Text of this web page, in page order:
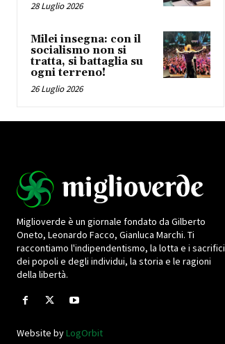
28 Luglio 2026
Milei insegna: con il
socialismo non si
tratta, si battaglia su
ogni terreno!
26 Luglio 2026
Miglioverde è un giornale fondato da Gilberto
Oneto, Leonardo Facco, Gianluca Marchi. Ti
raccontiamo l'indipendentismo, la lotta e i sacrifici
dei popoli e degli individui, la storia e le ragioni
della libertà.
Website byLogOrbit